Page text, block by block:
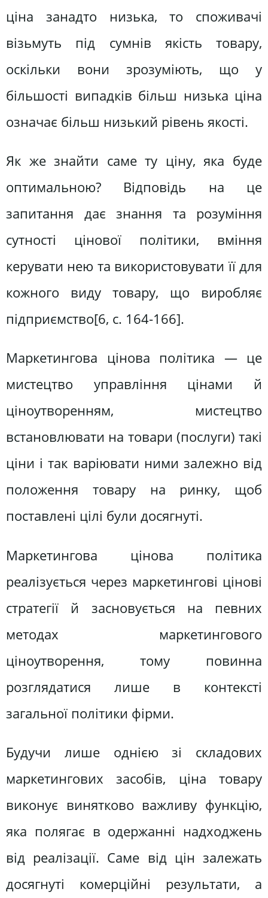
ціна занадто низька, то споживачі
візьмуть під сумнів якість товару,
оскільки вони зрозуміють, що у
більшості випадків більш низька ціна
означає більш низький рівень якості.
Як же знайти саме ту ціну, яка буде
оптимальною? Відповідь на це
запитання дає знання та розуміння
сутності цінової політики, вміння
керувати нею та використовувати її для
кожного виду товару, що виробляє
підприємство[6, c. 164-166].
Маркетингова цінова політика — це
мистецтво управління цінами й
ціноутворенням, мистецтво
встановлювати на товари (послуги) такі
ціни і так варіювати ними залежно від
положення товару на ринку, щоб
поставлені цілі були досягнуті.
Маркетингова цінова політика
реалізується через маркетингові цінові
стратегії й засновується на певних
методах маркетингового
ціноутворення, тому повинна
розглядатися лише в контексті
загальної політики фірми.
Будучи лише однією зі складових
маркетингових засобів, ціна товару
виконує винятково важливу функцію,
яка полягає в одержанні надходжень
від реалізації. Саме від цін залежать
досягнуті комерційні результати, а